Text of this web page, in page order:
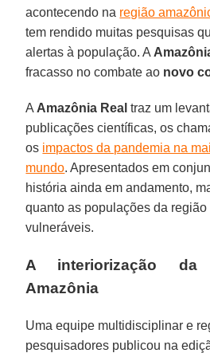
acontecendo na região
tem rendido muitas pesquisas
alertas à população. A
fracasso no combate ao novo
A Amazônia Real traz um
publicações científicas, os
os impactos da pandemia na
mundo. Apresentados em
história ainda em andamento,
quanto as populações da
vulneráveis.
A interiorização da
Amazônia
Uma equipe multidisciplinar e
pesquisadores publicou na